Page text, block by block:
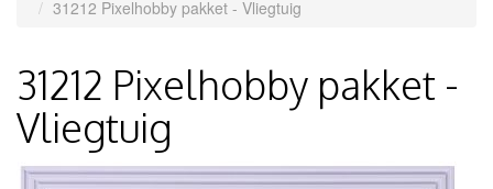
31212 Pixelhobby pakket - Vliegtuig
31212 Pixelhobby pakket -
Vliegtuig